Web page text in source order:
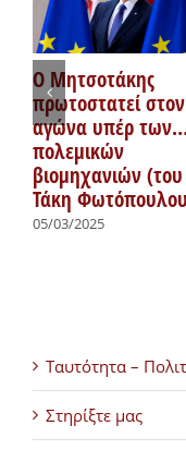
Ο Μητσοτάκης
πρωτοστατεί στον
αγώνα υπέρ
πολεμικών
βιομηχανιών (του
Τάκη
05/03/2025
Ταυτότητα –
Στηρίξτε μας